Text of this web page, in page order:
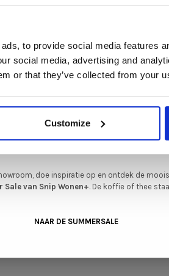
to provide social media features
social media, advertising and
or that they’ve collected from your
Customize
low |
Thule stool 68 -
Showroommodel
€600,00 €449,00
vind je een uitgebreide selectie
en Europese merken. Onder andere
Sculptures Jeux Artisanzijn nu
favoriete designmeubel geheel naar wens
het comfort en de uitstraling die je van Snip
doe inspiratie op en ontdek de
Sale van Snip Wonen+. De koffie of thee
NAAR DE SUMMERSALE